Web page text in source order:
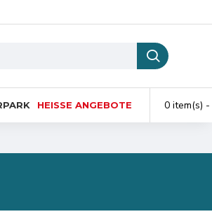
HEISSE ANGEBOTE 0 item(s)